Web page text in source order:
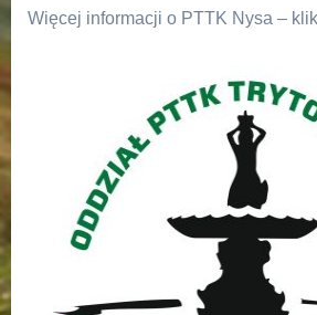
Więcej informacji o PTTK Nysa –